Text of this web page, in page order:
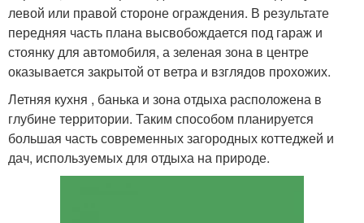
левой или правой стороне ограждения. В результате
передняя часть плана высвобождается под гараж и
стоянку для автомобиля, а зеленая зона в центре
оказывается закрытой от ветра и взглядов прохожих.
Летняя кухня , банька и зона отдыха расположена в
глубине территории. Таким способом планируется
большая часть современных загородных коттеджей и
дач, используемых для отдыха на природе.